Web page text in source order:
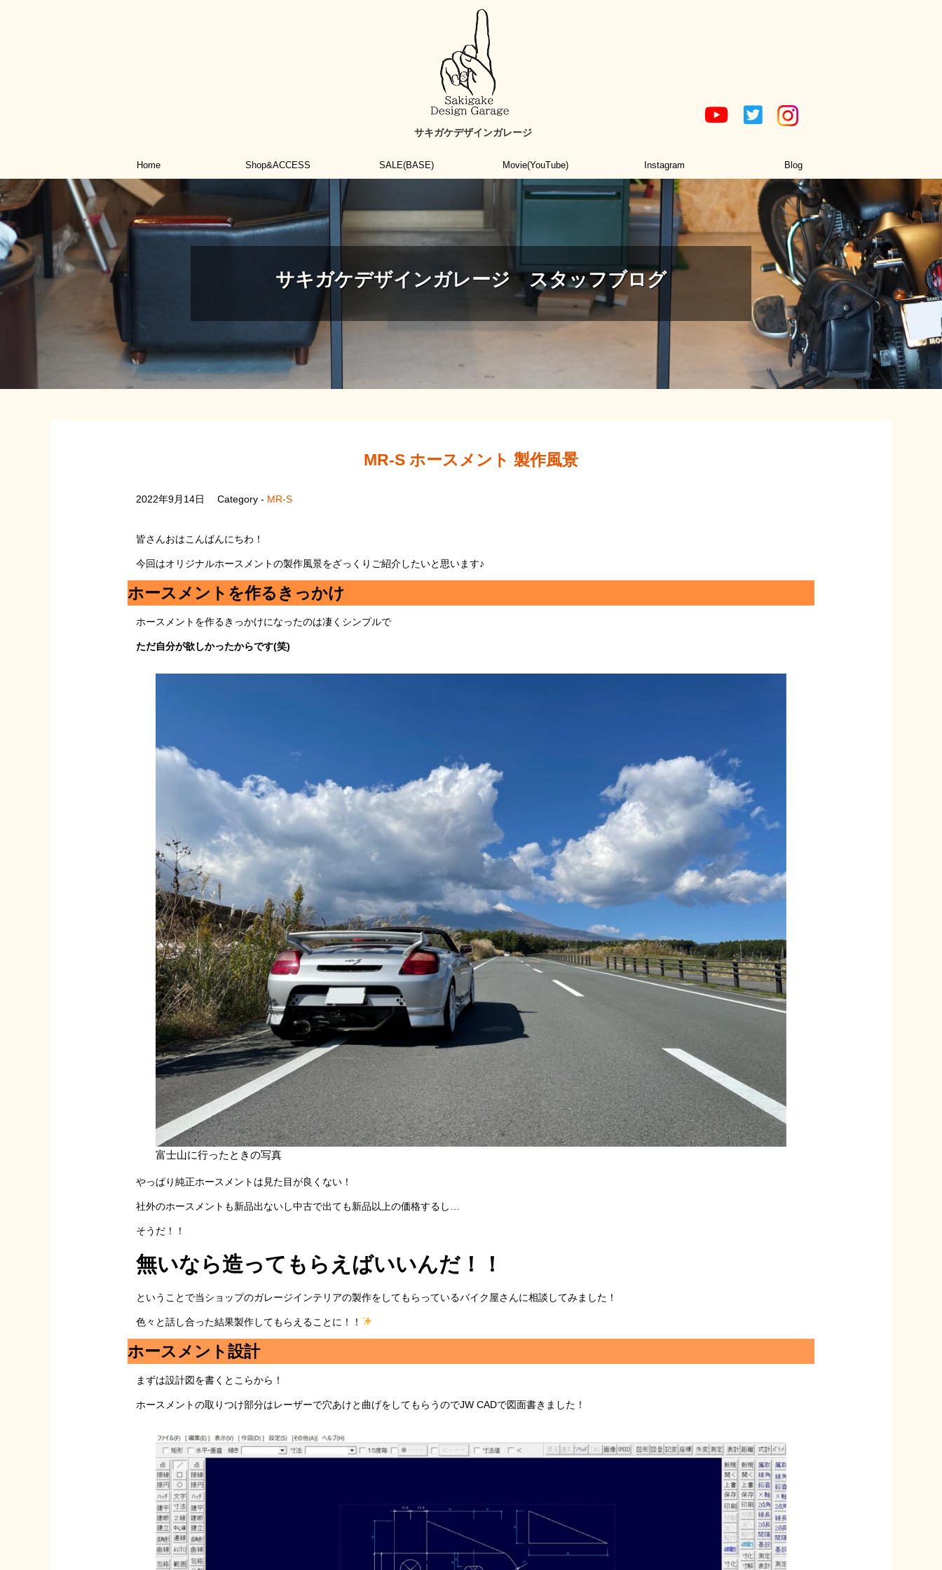
サキガケデザインガレージ
Home Shop&ACCESS SALE(BASE) Movie(YouTube) Instagram Blog
サキガケデザインガレージ スタッフブログ
MR-S ホースメント 製作風景
2022年9月14日 Category - MR-S
皆さんおはこんばんにちわ！
今回はオリジナルホースメントの製作風景をざっくりご紹介したいと思います♪
ホースメントを作るきっかけ
ホースメントを作るきっかけになったのは凄くシンプルで
ただ自分が欲しかったからです(笑)
富士山に行ったときの写真
やっぱり純正ホースメントは見た目が良くない！
社外のホースメントも新品出ないし中古で出ても新品以上の価格するし…
そうだ！！
無いなら造ってもらえばいいんだ！！
ということで当ショップのガレージインテリアの製作をしてもらっているバイク屋さんに相談してみました！
色々と話し合った結果製作してもらえることに！！
ホースメント設計
まずは設計図を書くとこらから！
ホースメントの取りつけ部分はレーザーで穴あけと曲げをしてもらうのでJW CADで図面書きました！